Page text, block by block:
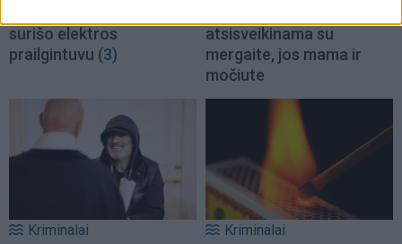
surišo elektros
prailgintuvu (3)
atsisveikinama su
mergaite, jos mama ir
močiute
Kriminalai Kriminalai